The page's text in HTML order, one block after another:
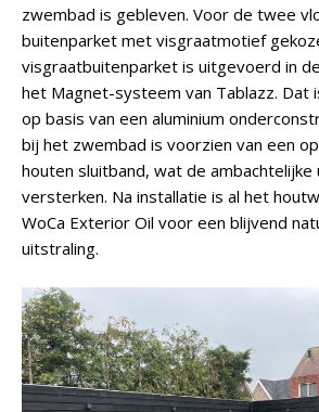
zwembad is gebleven. Voor de twee
buitenparket met visgraatmotief
visgraatbuitenparket is uitgevoerd in
het Magnet-systeem van Tablazz. Dat
op basis van een aluminium
bij het zwembad is voorzien van een
houten sluitband, wat de
versterken. Na installatie is al het
WoCa Exterior Oil voor een blijvend
uitstraling.